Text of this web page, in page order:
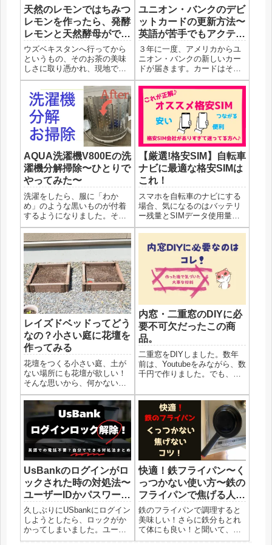
天然のレモンではちみつ
レモンを作ったら、発酵
レモンと天然酵母ができ
た件
ウズベキスタンへ行ってから
というもの、そのお茶の美味
しさに取り憑かれ、現地で知
り合いになった女の子に、ウ
ズベキスタン流お茶の淹れ方
を教わりました。すると、キ
ーは「レモン」丸ごと入れた
り、カットして入れたり。で
も要は皮ごとお茶に投入す
る、とい...
ユニオン・バンクのデビ
ットカードの更新方法〜
英語が苦手でもアクティ
ベートできる〜
３年に一度、アメリカからユ
ニオン・バンクの新しいカー
ドが届きます。カードはその
まま使えるのではなく、アク
ティベートしなければなりま
せん。その方法をご紹介しま
す。ユニオン・バンクカード
のアクティベート方法１：
WEBサイトから更新これが一
番手っ...
AQUA洗濯機V800Eの洗
濯機分解掃除〜ひとりで
やってみた〜
洗濯をしたら、服に「わか
め」のような黒いものが付着
するようになりました。そこ
で、洗濯機を確認したら、ち
ょうど買い替え次期ではあっ
たのですが一度自分で洗濯機
ら買おう、と思ってやってみ
たら意外にできた！ので皆さ
んのご参...
【厳選!格安SIM】自転車
ナビに最適な格安SIMは
これ！
スマホを自転車のナビにする
場合、気になるのはバッテリ
ー残量とSIMデータ使用量。
ブログ著者「どぼ」も毎回こ
の２つに悩まされ、色々試し
た結果最適なSIMを見つけた
ので、ご紹介します。状況に
合わせて２パターンに分けて
ご紹介します。自転車のナビ
に...
レイズドベッドってどう
なの？小さい庭に花壇を
作ってみる
花壇をつくる小さい庭、土が
ない場所にも花壇が欲しい！
そんな思いから、何かないか
なぁ、と探していたら、あり
ました！解決してくれるも
の、それは、、、レイズドベ
ッド色んなレイズドベッドを
検索して、楽天や海外
や、、、、一番よさそうだっ
たのが、カイン...
内窓・二重窓のDIYに必
要不可欠だったこの商
品。
二重窓をDIYしました。数年
前は、Youtubeをみながら、数
千円で作りました。でも、そ
だったので今度は、内窓キッ
トを使って作り直しました。
これが、大満足！こちら↓で
す。作ったときの、詳細はこ
ちら↓にありますので併...
UsBankのログインがロ
ックされた時の対処法〜
ユーザーIDかパスワード
が違い回数制限がかかっ
てしまった！
久しぶりにUSbankにログイン
しようとしたら、ロックがか
かってしまいました。ユーザ
ーIDかパスワードが違う、と
快適！鉄フライパン〜く
っつかない使い方〜鉄の
フライパンで焦げる人へ
送るたった一つのコツ
鉄のフライパンで調理すると
美味しい！さらに鉄分もとれ
て体にも良い！と聞いて、使
っていたフライパンが駄目に